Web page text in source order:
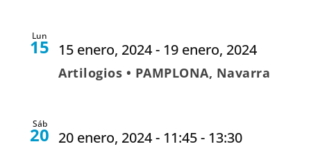
Lun
15 15 enero, 2024- 19 enero, 2024
Artilogios • PAMPLONA, Navarra
Sáb
20 20 enero, 2024 - 11:45- 13:30